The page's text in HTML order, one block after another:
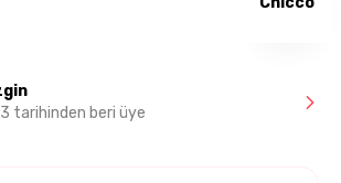
tarihinden beri üye